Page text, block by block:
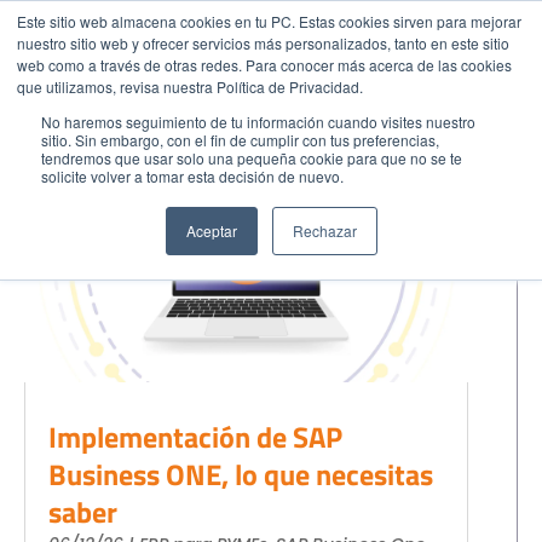
Este sitio web almacena cookies en tu PC. Estas cookies sirven para mejorar
nuestro sitio web y ofrecer servicios más personalizados, tanto en este sitio
web como a través de otras redes. Para conocer más acerca de las cookies
que utilizamos, revisa nuestra Política de Privacidad.
No haremos seguimiento de tu información cuando visites nuestro
sitio. Sin embargo, con el fin de cumplir con tus preferencias,
tendremos que usar solo una pequeña cookie para que no se te
solicite volver a tomar esta decisión de nuevo.
Aceptar Rechazar
Menu Llamar
EMPIEZA AQUÍ
Inicio
Casos de Éxito
Industrias
Cotiza SAP
Partner SAP en tu Ciudad
Partners Estratégicos
EXPLORAR SOLUIONES
ERP para PYMEs
Implementación de SAP
Business ONE, lo que necesitas
saber